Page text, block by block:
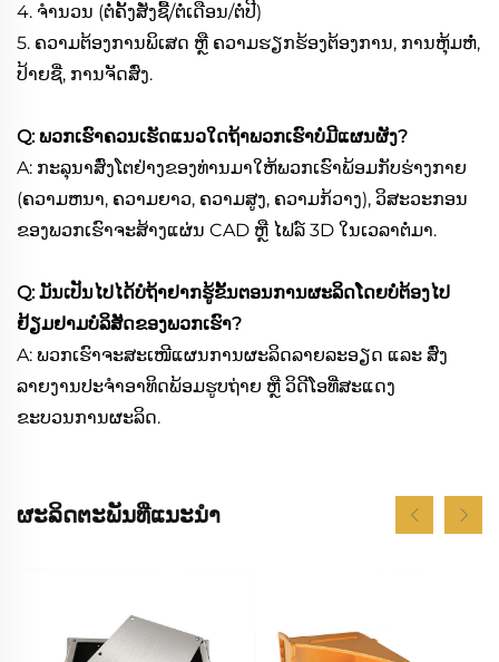
4. ຈຳນວນ (ຕໍ່ຄັ້ງສັ່ງຊື້/ຕໍ່ເດືອນ/ຕໍ່ປີ)
5. ຄວາມຕ້ອງການພິເສດ ຫຼື ຄວາມຮຽກຮ້ອງຕ້ອງການ, ການຫຸ້ມຫໍ່,
ປ້າຍຊື່, ການຈັດສົ່ງ.
Q: ພວກເຮົາຄວນເຮັດແນວໃດຖ້າພວກເຮົາບໍ່ມີແຜນຜັງ?
A: ກະລຸນາສົ່ງໂຕຢ່າງຂອງທ່ານມາໃຫ້ພວກເຮົາພ້ອມກັບຮ່າງກາຍ
(ຄວາມຫນາ, ຄວາມຍາວ, ຄວາມສູງ, ຄວາມກ້ວາງ), ວິສະວະກອນ
ຂອງພວກເຮົາຈະສ້າງແຜ່ນ CAD ຫຼື ໄຟລ໌ 3D ໃນເວລາຕໍ່ມາ.
Q: ມັນເປັນໄປໄດ້ບໍຖ້າຢາກຮູ້ຂັ້ນຕອນການຜະລິດໂດຍບໍ່ຕ້ອງໄປ
ຢ້ຽມຢາມບໍລິສັດຂອງພວກເຮົາ?
A: ພວກເຮົາຈະສະເໜີແຜນການຜະລິດລາຍລະອຽດ ແລະ ສົ່ງ
ລາຍງານປະຈຳອາທິດພ້ອມຮູບຖ່າຍ ຫຼື ວິດີໂອທີ່ສະແດງ
ຂະບວນການຜະລິດ.
ຜະລິດຕະພັນທີ່ແນະນຳ